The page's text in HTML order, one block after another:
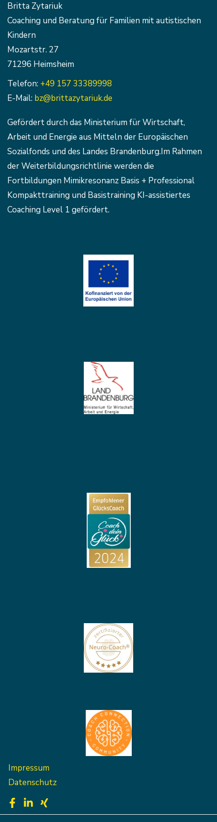
Britta Zytariuk
Coaching und Beratung für Familien mit autistischen
Kindern
Mozartstr. 27
71296 Heimsheim
Telefon: +49 157 33389998
E-Mail: bz@brittazytariuk.de
Gefördert durch das Ministerium für Wirtschaft,
Arbeit und Energie aus Mitteln der Europäischen
Sozialfonds und des Landes Brandenburg.Im Rahmen
der Weiterbildungsrichtlinie werden die
Fortbildungen Mimikresonanz Basis + Professional
Kompakttraining und Basistraining KI-assistiertes
Coaching Level 1 gefördert.
Impressum
Datenschutz